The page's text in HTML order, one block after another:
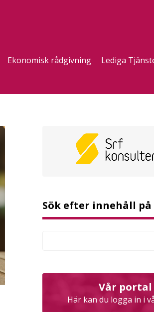
Ekonomisk rådgivning Lediga
Sök efter innehåll på
Vår portal
Här kan du logga in i